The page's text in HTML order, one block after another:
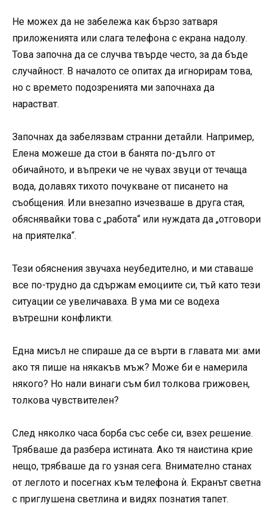
Не можех да не забележа как бързо затваря
приложенията или слага телефона с екрана надолу.
Това започна да се случва твърде често, за да бъде
случайност. В началото се опитах да игнорирам това,
но с времето подозренията ми започнаха да
нарастват.
Започнах да забелязвам странни детайли. Например,
Елена можеше да стои в банята по-дълго от
обичайното, и въпреки че не чувах звуци от течаща
вода, долавях тихото почукване от писането на
съобщения. Или внезапно изчезваше в друга стая,
обяснявайки това с „работа“ или нуждата да „отговори
на приятелка“.
Тези обяснения звучаха неубедително, и ми ставаше
все по-трудно да сдържам емоциите си, тъй като тези
ситуации се увеличаваха. В ума ми се водеха
вътрешни конфликти.
Една мисъл не спираше да се върти в главата ми: ами
ако тя пише на някакъв мъж? Може би е намерила
някого? Но нали винаги съм бил толкова грижовен,
толкова чувствителен?
След няколко часа борба със себе си, взех решение.
Трябваше да разбера истината. Ако тя наистина крие
нещо, трябваше да го узная сега. Внимателно станах
от леглото и посегнах към телефона ѝ. Екранът светна
с приглушена светлина и видях познатия тапет.